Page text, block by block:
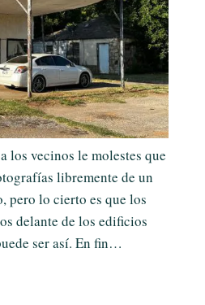
los vecinos le molestes que
libremente de un
pero lo cierto es que los
delante de los edificios
ser así. En fin…